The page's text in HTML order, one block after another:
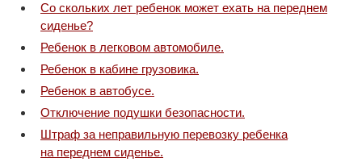
Со скольких лет ребенок может ехать на переднем
сиденье?
Ребенок в легковом автомобиле.
Ребенок в кабине грузовика.
Ребенок в автобусе.
Отключение подушки безопасности.
Штраф за неправильную перевозку ребенка
на переднем сиденье.